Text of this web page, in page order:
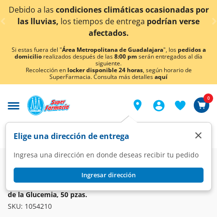
< div class="carousel-inner">
climáticas ocasionadas por
de entregapodrían verse
¡Ahora también en
Si estas fuera del "Área Metropolitana de Guadalajara", los pedidos a
domicilio realizados después de las8:00 pm serán entregados al día
siguiente.
Recolección en locker disponible 24 horas, según horario de
SuperFarmacia. Consulta más detallesaquí
Elige una dirección de entrega
Ingresa una dirección en donde deseas recibir tu pedido
Ingresar dirección
×
0
Farmacia Diabetes y Endocrinas Antidiabéticos
Accu-Chek Performa Tiras Reactivas para la Determinación
de la Glucemia, 50 pzas.
SKU: 1054210